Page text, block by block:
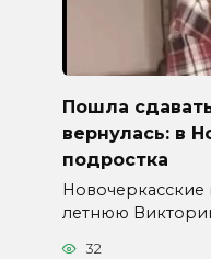
Пошла
вернулась: в
подростка
летнюю
32